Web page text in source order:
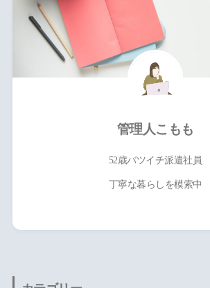
管理人こもも
52歳バツイチ派遣社員
丁寧な暮らしを模索中